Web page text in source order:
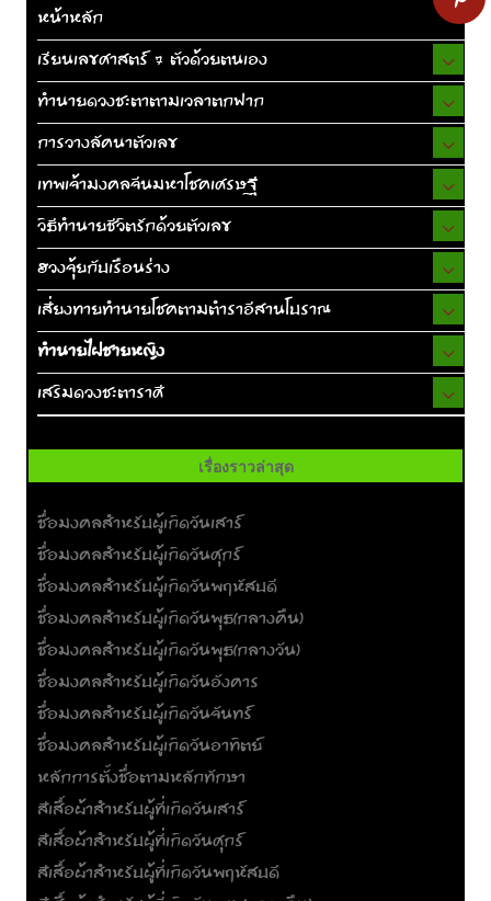
หน้าหลัก
เรียนเลขศาสตร์ 7 ตัวด้วยตนเอง
ทำนายดวงชะตาตามเวลาตกฟาก
การวางลัคนาตัวเลข
เทพเจ้ามงคลจีนมหาโชคเศรษฐี
วิธีทำนายชีวิตรักด้วยตัวเลข
ฮวงจุ้ยกับเรือนร่าง
เสี่ยงทายทำนายโชคตามตำราอีสานโบราณ
ทำนายไฝชายหญิง
เสริมดวงชะตาราศี
เรื่องราวล่าสุด
ชื่อมงคลสำหรับผู้เกิดวันเสาร์
ชื่อมงคลสำหรับผู้เกิดวันศุกร์
ชื่อมงคลสำหรับผู้เกิดวันพฤหัสบดี
ชื่อมงคลสำหรับผู้เกิดวันพุธ(กลางคืน)
ชื่อมงคลสำหรับผู้เกิดวันพุธ(กลางวัน)
ชื่อมงคลสำหรับผู้เกิดวันอังคาร
ชื่อมงคลสำหรับผู้เกิดวันจันทร์
ชื่อมงคลสำหรับผู้เกิดวันอาทิตย์
หลักการตั้งชื่อตามหลักทักษา
สีเสื้อผ้าสำหรับผู้ที่เกิดวันเสาร์
สีเสื้อผ้าสำหรับผู้ที่เกิดวันศุกร์
สีเสื้อผ้าสำหรับผู้ที่เกิดวันพฤหัสบดี